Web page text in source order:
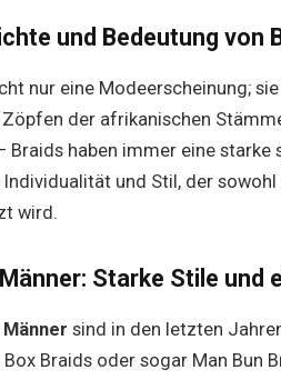
und Bedeutung von
nur eine Modeerscheinung;
der afrikanischen
Braids haben immer eine
und Stil, der
wird.
Starke Stile und
sind in den letzten
Braids oder sogar Man Bun